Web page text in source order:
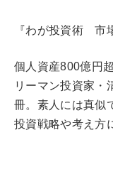
『わが投資術 市
個人資産800億円
リーマン投資家・
冊。素人には真似
投資戦略や考え方